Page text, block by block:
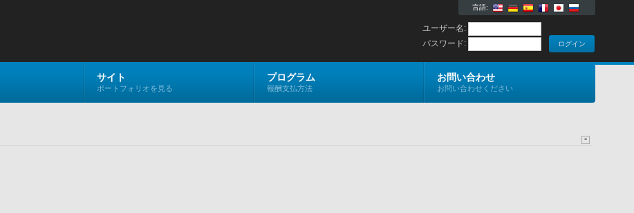
言語:
ユーザー名:
パスワード:
サイト
ポートフォリオを見る
プログラム
報酬支払方法
お問い合わせ
お問い合わせください
-